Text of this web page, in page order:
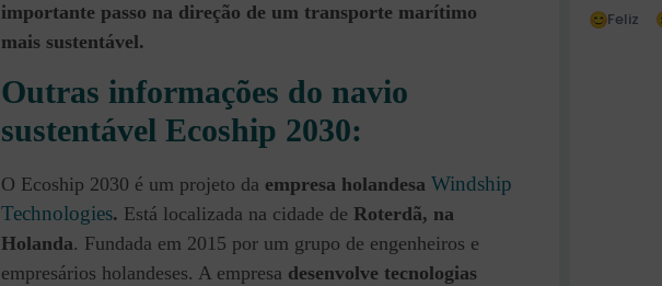
importante passo na direção de um transporte marítimo
mais sustentável.
Outras informações do navio
sustentável Ecoship 2030:
O Ecoship 2030 é um projeto da empresa holandesa Windship
Technologies. Está localizada na cidade de Roterdã, na
Holanda. Fundada em 2015 por um grupo de engenheiros e
empresários holandeses. A empresa desenvolve tecnologias
Feliz